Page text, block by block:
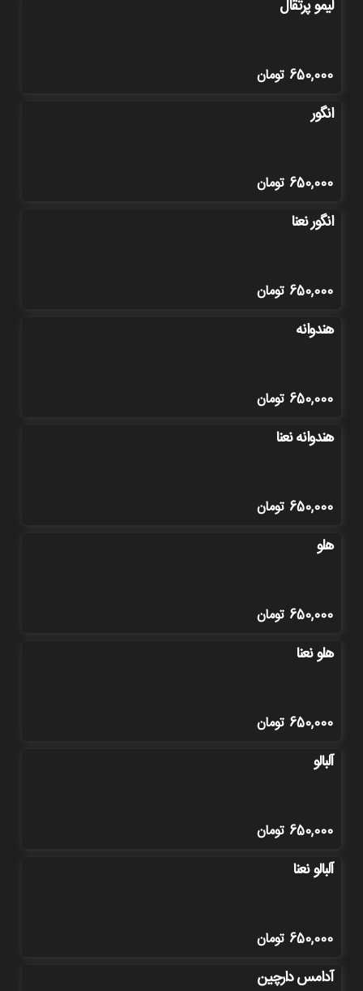
لیمو پرتقال
650,000 تومان
انگور
650,000 تومان
انگور نعنا
650,000 تومان
هندوانه
650,000 تومان
هندوانه نعنا
650,000 تومان
هلو
650,000 تومان
هلو نعنا
650,000 تومان
آلبالو
650,000 تومان
آلبالو نعنا
650,000 تومان
آدامس دارچین